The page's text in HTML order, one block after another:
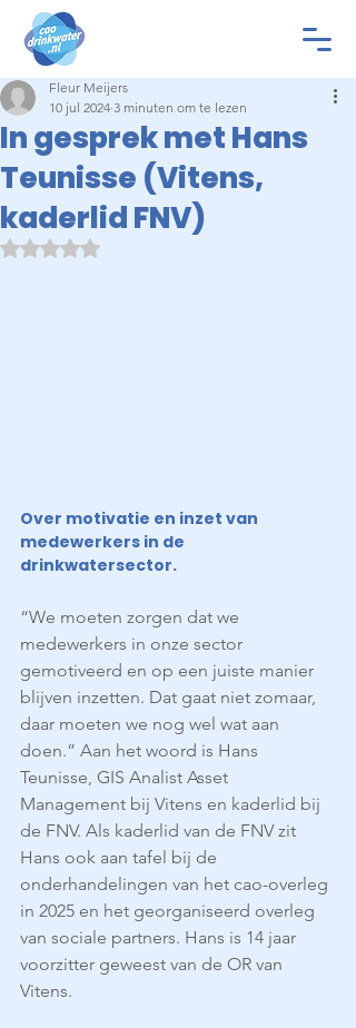
In gesprek met Hans
Teunisse (Vitens,
kaderlid FNV)
Fleur Meijers
10 jul 2024 3 minuten om te lezen
Beoordeeld met NaN uit 5 sterren.
Over motivatie en inzet van
medewerkers in de
drinkwatersector.
“We moeten zorgen dat we
medewerkers in onze sector
gemotiveerd en op een juiste manier
blijven inzetten. Dat gaat niet zomaar,
daar moeten we nog wel wat aan
doen.” Aan het woord is Hans
Teunisse, GIS Analist Asset
Management bij Vitens en kaderlid bij
de FNV. Als kaderlid van de FNV zit
Hans ook aan tafel bij de
onderhandelingen van het cao-overleg
in 2025 en het georganiseerd overleg
van sociale partners. Hans is 14 jaar
voorzitter geweest van de OR van
Vitens.